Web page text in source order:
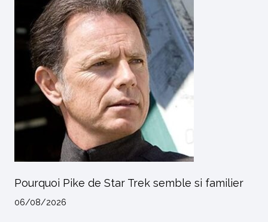
Pourquoi Pike de Star Trek semble si familier
06/08/2026